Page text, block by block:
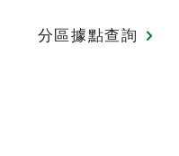
分區據點查詢